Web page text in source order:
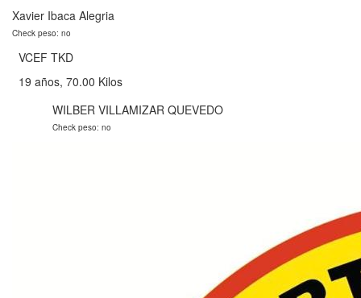
Xavier Ibaca Alegria
Check peso: no
VCEF TKD
19 años, 70.00 Kilos
WILBER VILLAMIZAR QUEVEDO
Check peso: no